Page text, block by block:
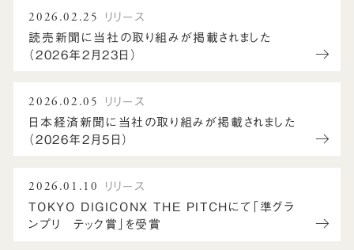
2026.02.25
リリース
読売新聞に当社の取り組みが掲載されました
（2026年2月23日）
2026.02.05
リリース
日本経済新聞に当社の取り組みが掲載されました
（2026年2月5日）
2026.01.10
リリース
TOKYO DIGICONX THE PITCHにて「準グラ
ンプリ テック賞」を受賞